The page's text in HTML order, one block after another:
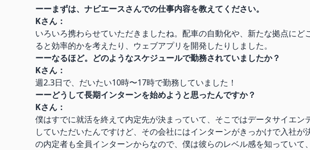
ーーまずは、ナビエースさんでの仕事内容を教えてください。
Kさん：
いろいろ携わらせていただきましたね。配車の自動化や、新たな拠点にど
ると効率的かを考えたり、ウェブアプリを開発したりしました。
ーーなるほど。どのようなスケジュールで勤務されていましたか？
Kさん：
週2.3日で、だいたい10時〜17時で勤務していました！
ーーどうして長期インターンを始めようと思ったんですか？
Kさん：
僕はすでに就活を終えて内定先が決まっていて、そこではデータサイエン
していただいたんですけど、その会社にはインターンがきっかけで入社が
の内定者も全員インターンからなので、僕は彼らのレベル感を知っていて